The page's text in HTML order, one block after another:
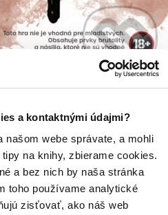
a kontaktnými údajmi?
našom webe správate, a mohli
na knihy, zbierame cookies.
a bez nich by naša stránka
toho používame analytické
zisťovať, ako náš web
forenznou psychológiou a true
analýzou správania a profilov. 10
Ideálne pre fanúšikov detektívok